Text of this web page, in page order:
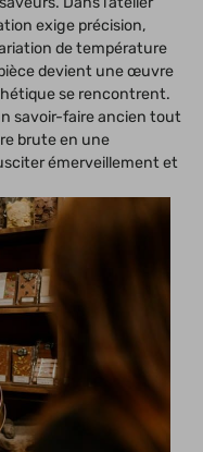
exige précision,
de température
devient une œuvre
se rencontrent.
savoir-faire ancien tout
brute en une
émerveillement et